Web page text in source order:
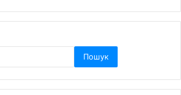
Пошук